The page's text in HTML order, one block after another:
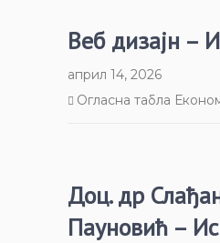
Веб дизајн –
април 14, 2026
Огласна табла
Доц. др
Пауновић –